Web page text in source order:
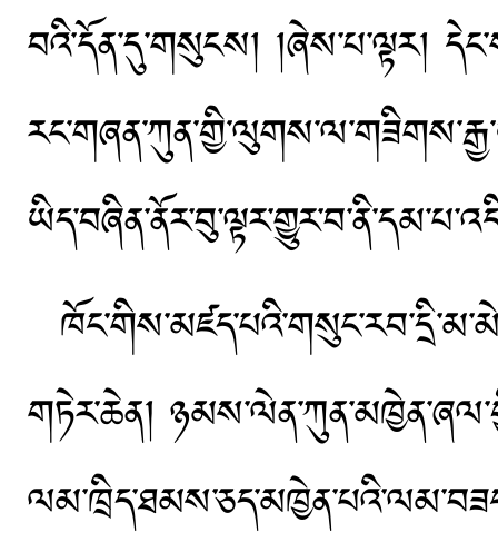
བའི་དོན་དུ་གསུངས། །ཞེས་པ་ལྟར།
གཏེར་ཆེན།